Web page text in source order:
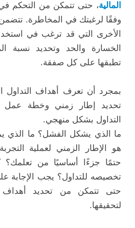
المالية، حتى تتمكن من التحكم
وفقًا لرغبتك في المخاطرة. تتضمن
الأخرى التي قد ترغب في
الخسارة والحد وتحديد نسبة
تطبقها على كل صفقة.
بمجرد أن تعرف أهداف التداول
تحديد إطار زمني وخطة عمل
التداول بشكل منهجي.
ما الذي يشكل الفشل؟ ما الذي
هو الإطار الزمني لعملية
حتمًا جزءًا أساسيًا من
تخصيصه للتداول؟ يجب الإجابة
حتى تتمكن من تحديد
لتحقيقها.